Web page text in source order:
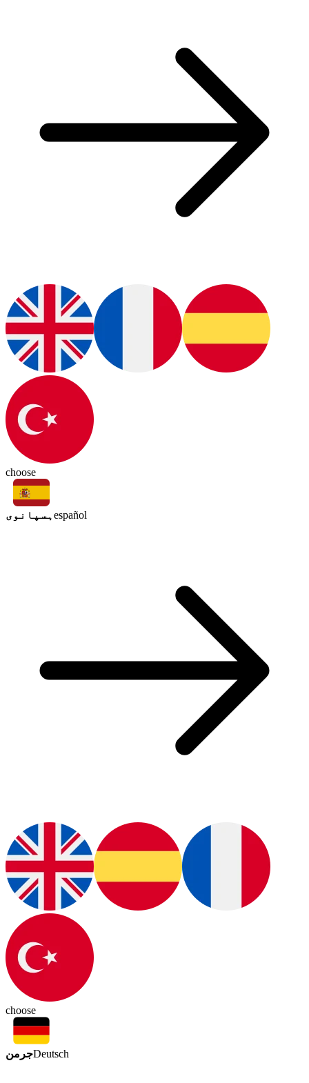
choose
ہسپانوی español
choose
جرمنDeutsch